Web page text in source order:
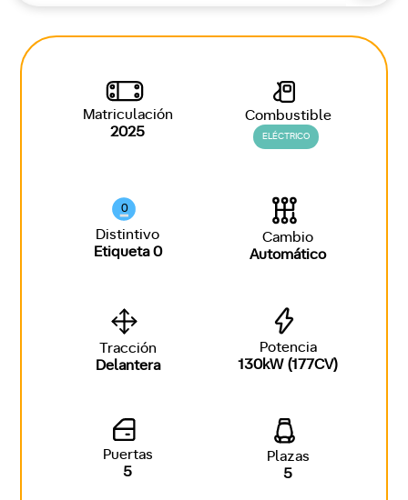
Matriculación
2025
Combustible
ELÉCTRICO
0
Distintivo
Etiqueta 0
Cambio
Automático
Tracción
Delantera
Potencia
130kW (177CV)
Puertas
5
Plazas
5